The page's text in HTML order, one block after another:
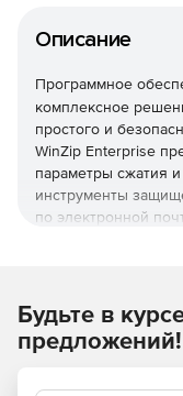
Описание
Программное
комплексное
простого и
WinZip Enterprise
параметры сжатия
инструменты
по электронной
бизнес-информации.
Будьте в
предложений!